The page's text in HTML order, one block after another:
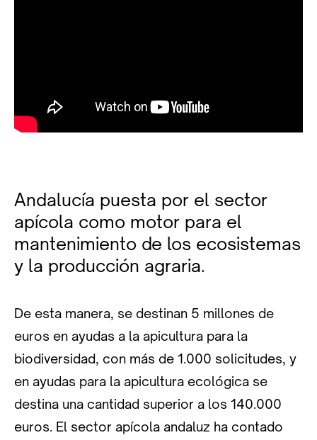
Andalucía puesta por el sector
apícola como motor para el
mantenimiento de los ecosistemas
y la producción agraria.
De esta manera, se destinan 5 millones de
euros en ayudas a la apicultura para la
biodiversidad, con más de 1.000 solicitudes, y
en ayudas para la apicultura ecológica se
destina una cantidad superior a los 140.000
euros. El sector apícola andaluz ha contado